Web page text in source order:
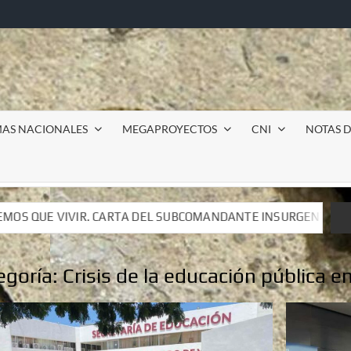
NACIONALES MEGAPROYECTOS CNI NOTAS
INSURGENTE MOISÉS A LUIS DE TAVIRA
INSURGENTE MOISÉS A LUIS DE TAVIRA
Crisis de la educación pública